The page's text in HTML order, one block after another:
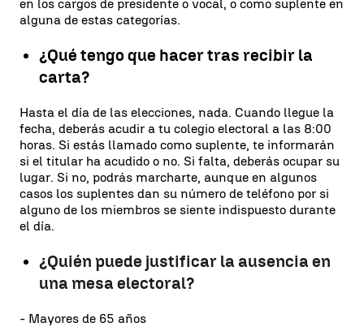
en los cargos de presidente o vocal, o como suplente en
alguna de estas categorías.
¿Qué tengo que hacer tras recibir la
carta?
Hasta el día de las elecciones, nada. Cuando llegue la
fecha, deberás acudir a tu colegio electoral a las 8:00
horas. Si estás llamado como suplente, te informarán
si el titular ha acudido o no. Si falta, deberás ocupar su
lugar. Si no, podrás marcharte, aunque en algunos
casos los suplentes dan su número de teléfono por si
alguno de los miembros se siente indispuesto durante
el día.
¿Quién puede justificar la ausencia en
una mesa electoral?
- Mayores de 65 años